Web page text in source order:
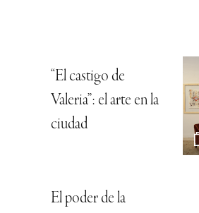
“El castigo de
Valeria”: el arte en la
ciudad
El poder de la